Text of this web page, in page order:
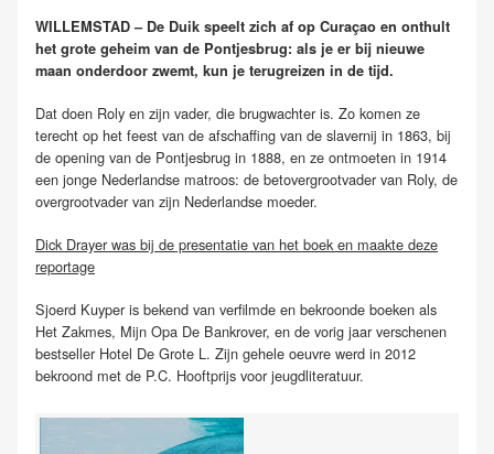
WILLEMSTAD – De Duik speelt zich af op Curaçao en onthult
het grote geheim van de Pontjesbrug: als je er bij nieuwe
maan onderdoor zwemt, kun je terugreizen in de tijd.
Dat doen Roly en zijn vader, die brugwachter is. Zo komen ze
terecht op het feest van de afschaffing van de slavernij in 1863, bij
de opening van de Pontjesbrug in 1888, en ze ontmoeten in 1914
een jonge Nederlandse matroos: de betovergrootvader van Roly, de
overgrootvader van zijn Nederlandse moeder.
Dick Drayer was bij de presentatie van het boek en maakte deze
reportage
Sjoerd Kuyper is bekend van verfilmde en bekroonde boeken als
Het Zakmes, Mijn Opa De Bankrover, en de vorig jaar verschenen
bestseller Hotel De Grote L. Zijn gehele oeuvre werd in 2012
bekroond met de P.C. Hooftprijs voor jeugdliteratuur.